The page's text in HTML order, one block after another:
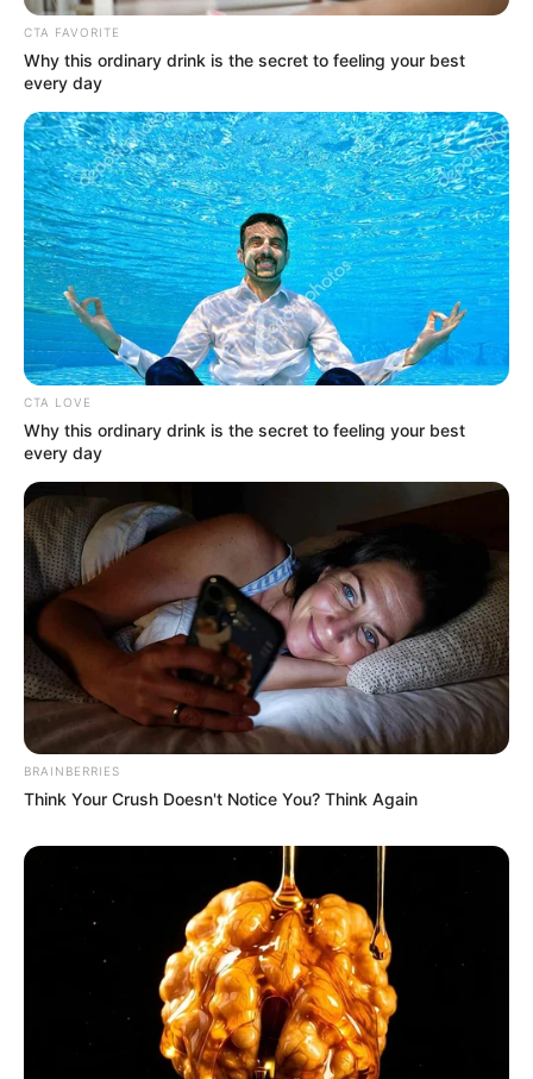
(foto; instagram/anggikabolsterli)
Baca juga:Perankan Anelis di Bumi Manusia, Ini 10 Potret
Mawar Eva De Jongh
Nah, itulah 10 potret pesona Anggika Bolsterli. Benar-benar
menawan ya! Kira-kira yang mana nih favoritmu?
TAGS ANGGIKA BOLSTERLI SELEBRITI TWIVORTIARE
CTA FAVORITE
Why this ordinary drink is the secret to feeling your best
every day
CTA LOVE
Why this ordinary drink is the secret to feeling your best
every day
BRAINBERRIES
Think Your Crush Doesn't Notice You? Think Again